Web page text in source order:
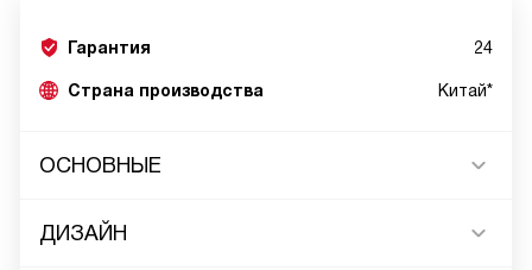
Гарантия 24
Страна производства Китай*
ОСНОВНЫЕ
ДИЗАЙН